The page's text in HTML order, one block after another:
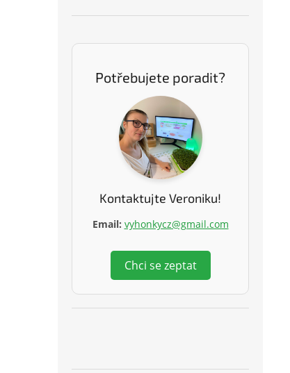
Potřebujete poradit?
Kontaktujte Veroniku!
Email: vyhonkycz@gmail.com
Chci se zeptat